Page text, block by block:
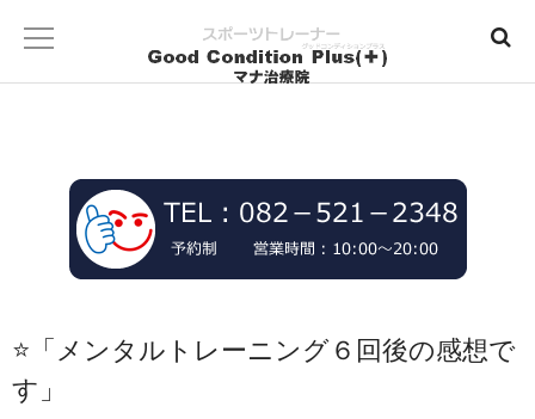
⭐「メンタルトレーニング６回後の感想で
す」